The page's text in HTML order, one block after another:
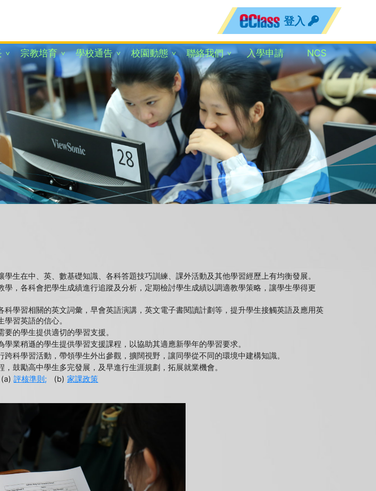
登入
宗教培育 學校通告 校園動態 聯絡我們 入學申請 NCS
學生在中、英、數基礎知識、各科答題技巧訓練、課外活動及其他學習經歷上有均衡發展。
學，各科會把學生成績進行追蹤及分析，定期檢討學生成績以調適教學策略，讓學生學得更
科學習相關的英文詞彙，早會英語演講，英文電子書閱讀計劃等，提升學生接觸英語及應用英
習英語的信心。
的學生提供適切的學習支援。
學業稍遜的學生提供學習支援課程，以協助其適應新學年的學習要求。
跨科學習活動，帶領學生外出參觀，擴闊視野，讓同學從不同的環境中建構知識。
，鼓勵高中學生多完發展，及早進行生涯規劃，拓展就業機會。
(a)評核準則; (b)家課政策